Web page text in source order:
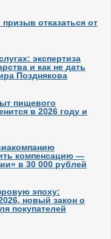
отказаться от
экспертиза
и как не дать
Позднякова
пищевого
в 2026 году и
компенсацию —
в 30 000 рублей
эпоху:
новый закон о
покупателей